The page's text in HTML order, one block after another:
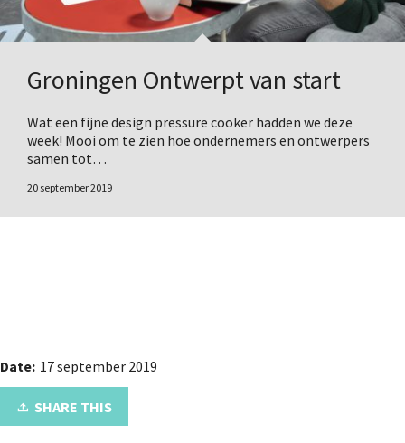
Groningen Ontwerpt van start
Wat een fijne design pressure cooker hadden we deze
week! Mooi om te zien hoe ondernemers en ontwerpers
samen tot…
20 september 2019
Date: 17 september 2019
SHARE THIS